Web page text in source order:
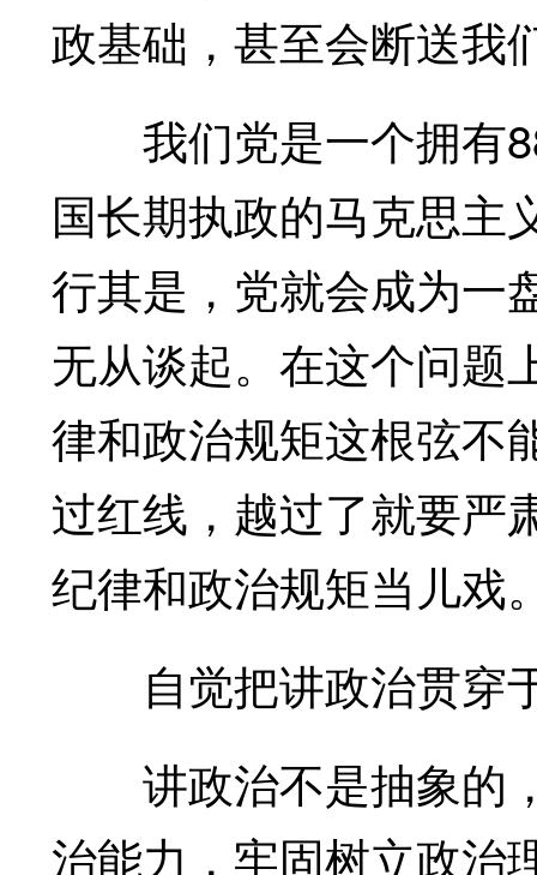
政基础，甚至会断送我
我们党是一个拥有
国长期执政的马克思主
行其是，党就会成为一
无从谈起。在这个问题
律和政治规矩这根弦不
过红线，越过了就要严
纪律和政治规矩当儿戏
自觉把讲政治贯穿
讲政治不是抽象的
治能力，牢固树立政治